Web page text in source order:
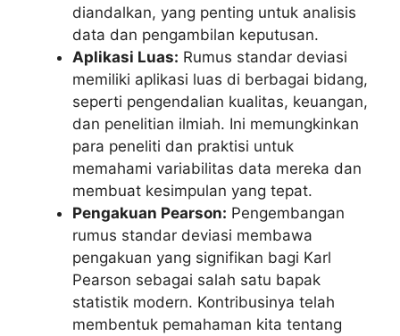
diandalkan, yang penting untuk analisis
data dan pengambilan keputusan.
Aplikasi Luas: Rumus standar deviasi
memiliki aplikasi luas di berbagai bidang,
seperti pengendalian kualitas, keuangan,
dan penelitian ilmiah. Ini memungkinkan
para peneliti dan praktisi untuk
memahami variabilitas data mereka dan
membuat kesimpulan yang tepat.
Pengakuan Pearson: Pengembangan
rumus standar deviasi membawa
pengakuan yang signifikan bagi Karl
Pearson sebagai salah satu bapak
statistik modern. Kontribusinya telah
membentuk pemahaman kita tentang